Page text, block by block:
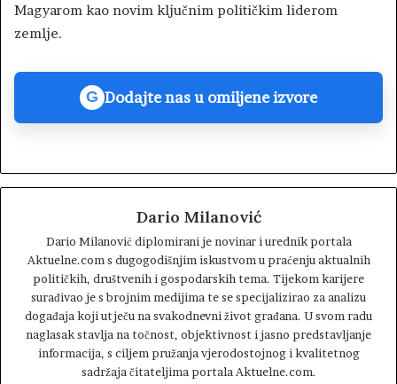
Magyarom kao novim ključnim političkim liderom
zemlje.
G Dodajte nas u omiljene izvore
Dario Milanović
Dario Milanović diplomirani je novinar i urednik portala
Aktuelne.com s dugogodišnjim iskustvom u praćenju aktualnih
političkih, društvenih i gospodarskih tema. Tijekom karijere
surađivao je s brojnim medijima te se specijalizirao za analizu
događaja koji utječu na svakodnevni život građana. U svom radu
naglasak stavlja na točnost, objektivnost i jasno predstavljanje
informacija, s ciljem pružanja vjerodostojnog i kvalitetnog
sadržaja čitateljima portala Aktuelne.com.